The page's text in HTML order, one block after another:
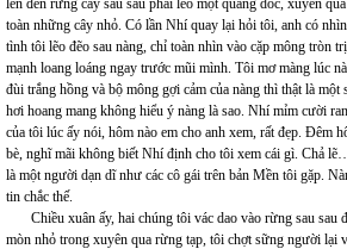
lên đến rừng cây sau sau phải leo một quãng dốc, xuyên
toàn những cây nhỏ. Có lần Nhí quay lại hỏi tôi, anh có
tình tôi lẽo đẽo sau nàng, chỉ toàn nhìn vào cặp mông tròn
mạnh loang loáng ngay trước mũi mình. Tôi mơ màng lúc
đùi trắng hồng và bộ mông gợi cảm của nàng thì thật là
hơi hoang mang không hiểu ý nàng là sao. Nhí mỉm cười
của tôi lúc ấy nói, hôm nào em cho anh xem, rất đẹp. Đêm
bè, nghĩ mãi không biết Nhí định cho tôi xem cái gì. Chả
là một người dạn dĩ như các cô gái trên bản Mền tôi gặp.
tin chắc thế.
Chiều xuân ấy, hai chúng tôi vác dao vào rừng sau sau
mòn nhỏ trong xuyên qua rừng tạp, tôi chợt sững người lại